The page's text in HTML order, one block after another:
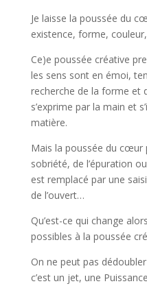
Je laisse la poussée du
existence, forme,
Ce)e poussée créative
les sens sont en émoi,
recherche de la forme et
s’exprime par la main et
matière.
Mais la poussée du cœur
sobriété, de l’épuration
est remplacé par une
de l’ouvert…
Qu’est-ce qui change
possibles à la poussée
On ne peut pas
c’est un jet, une